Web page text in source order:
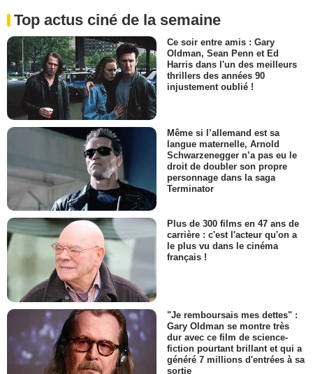
Top actus ciné de la semaine
Ce soir entre amis : Gary
Oldman, Sean Penn et Ed
Harris dans l'un des meilleurs
thrillers des années 90
injustement oublié !
Même si l’allemand est sa
langue maternelle, Arnold
Schwarzenegger n’a pas eu le
droit de doubler son propre
personnage dans la saga
Terminator
Plus de 300 films en 47 ans de
carrière : c'est l'acteur qu'on a
le plus vu dans le cinéma
français !
"Je remboursais mes dettes" :
Gary Oldman se montre très
dur avec ce film de science-
fiction pourtant brillant et qui a
généré 7 millions d'entrées à sa
sortie